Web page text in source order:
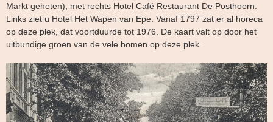
Markt geheten), met rechts Hotel Café Restaurant De Posthoorn.
Links ziet u Hotel Het Wapen van Epe. Vanaf 1797 zat er al horeca
op deze plek, dat voortduurde tot 1976. De kaart valt op door het
uitbundige groen van de vele bomen op deze plek.